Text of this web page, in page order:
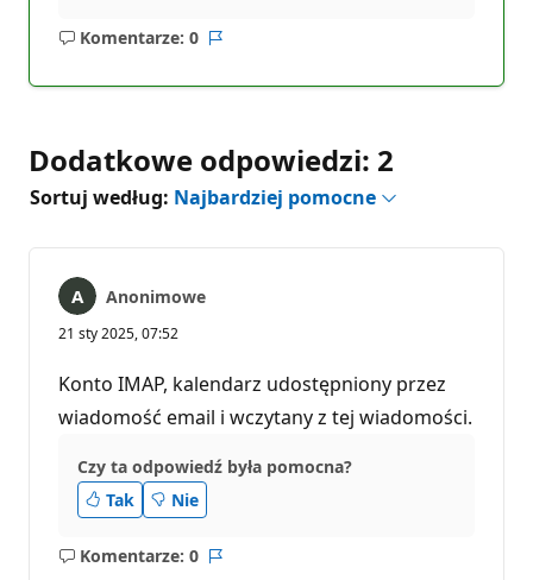
Komentarze: 0
Brak
Dodatkowe odpowiedzi: 2
Sortuj według: Najbardziej pomocne
Anonimowe
21 sty 2025, 07:52
Konto IMAP, kalendarz udostępniony przez
wiadomość email i wczytany z tej wiadomości.
Czy ta odpowiedź była pomocna?
Tak
Nie
Komentarze: 0
Brak